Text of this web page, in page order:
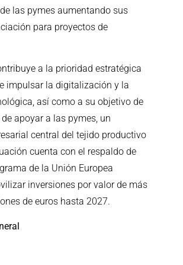
las pymes aumentando sus
para proyectos de
a la prioridad estratégica
impulsar la digitalización y la
así como a su objetivo de
apoyar a las pymes, un
central del tejido productivo
cuenta con el respaldo de
de la Unión Europea
inversiones por valor de más
de euros hasta 2027.